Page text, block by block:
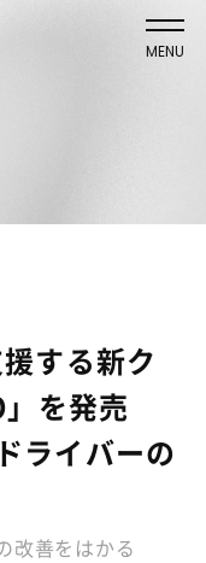
MENU
する新ク
を発売
ライバーの
改善をはかる